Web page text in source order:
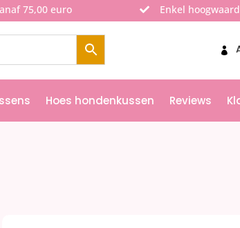
75,00 euro  Enkel
Hoes hondenkussen Reviews